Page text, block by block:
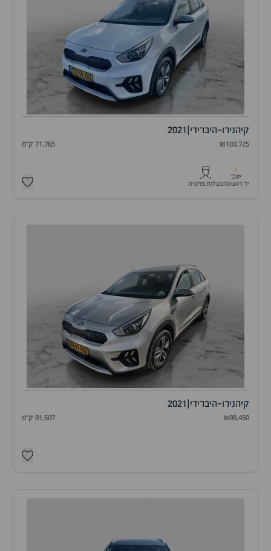
קיהנירו-היברידי 2021
₪103,725 71,765 ק"מ
1
יד ראשונהבעלות פרטית
קיהנירו-היברידי 2021
₪98,450 91,507 ק"מ